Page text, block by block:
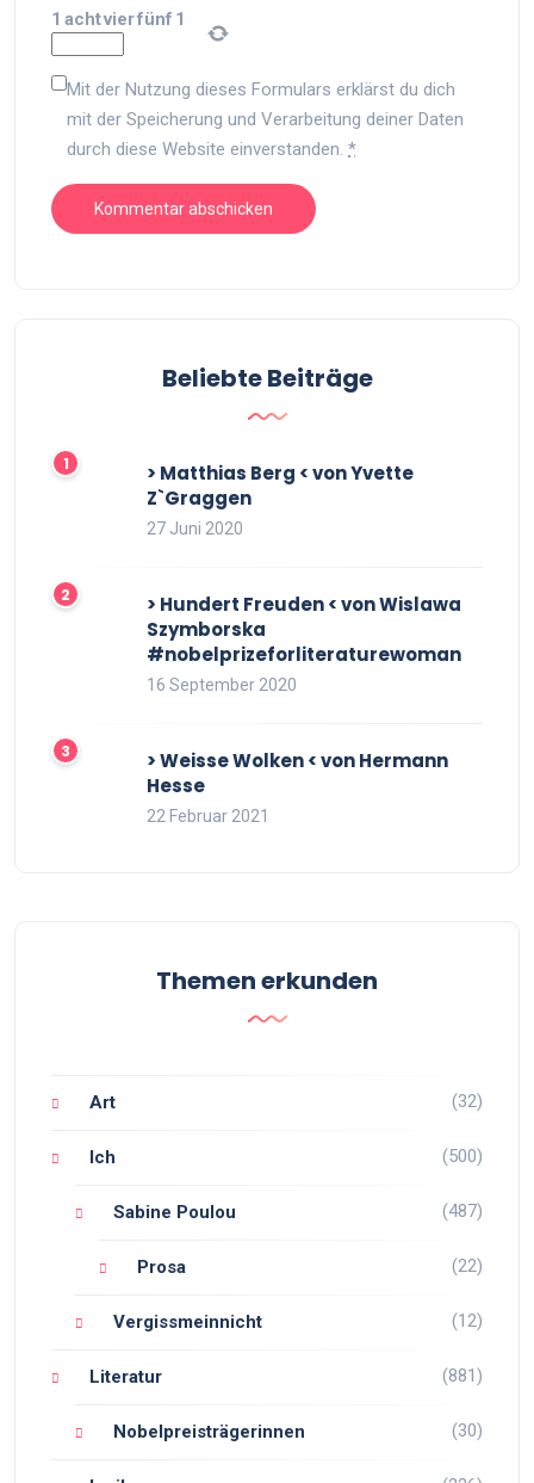
1 achtvierfünf 1
Mit der Nutzung dieses Formulars erklärst du dich
mit der Speicherung und Verarbeitung deiner Daten
durch diese Website einverstanden. *
Beliebte Beiträge
> Matthias Berg < von Yvette
Z`Graggen
27 Juni 2020
> Hundert Freuden < von Wislawa
Szymborska
#nobelprizeforliteraturewoman
16 September 2020
> Weisse Wolken < von Hermann
Hesse
22 Februar 2021
Themen erkunden
Art (32)
Ich (500)
Sabine Poulou (487)
Prosa (22)
Vergissmeinnicht (12)
Literatur (881)
Nobelpreisträgerinnen (30)